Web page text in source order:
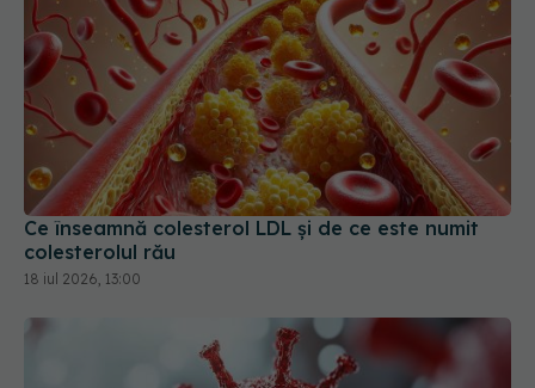
Ce înseamnă colesterol LDL și de ce este numit
colesterolul rău
18 iul 2026, 13:00